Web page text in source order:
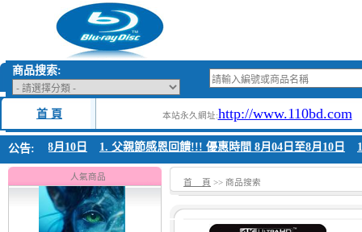
商品搜索:
首 頁 本站永久網址:http://www.110bd.com
公告:
日至8月10日 1. 父親節感恩回饋!!! 優惠時間 8月04日至8月10日
人氣商品
1.【平裝版藍光】[英] 阿凡達：水
之道 (2022)〈台版〉
首 頁 >> 商品搜索